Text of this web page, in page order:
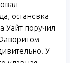
остановка
Уайт поручил
У